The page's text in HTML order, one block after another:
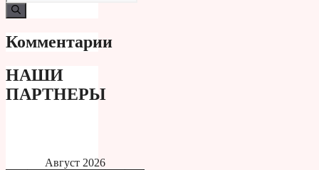
Комментарии
НАШИ
ПАРТНЕРЫ
Август 2026